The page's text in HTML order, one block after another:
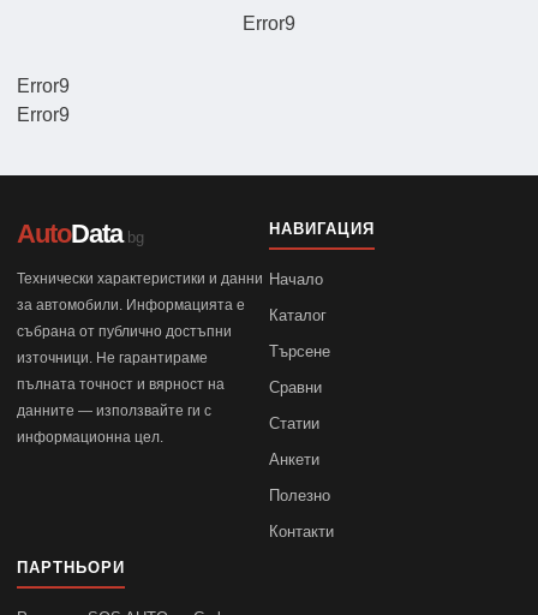
Error9
Error9
Error9
AutoData.bg
Технически характеристики и данни
за автомобили. Информацията е
събрана от публично достъпни
източници. Не гарантираме
пълната точност и вярност на
данните — използвайте ги с
информационна цел.
НАВИГАЦИЯ
Начало
Каталог
Търсене
Сравни
Статии
Анкети
Полезно
Контакти
ПАРТНЬОРИ